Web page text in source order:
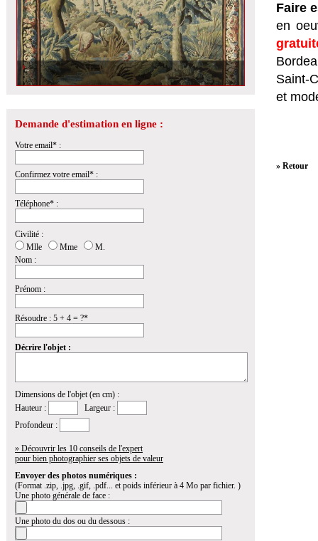
Demande d'estimation en ligne :
Votre email* :
Confirmez votre email* :
Téléphone* :
Civilité :
Mlle
Mme
M.
Nom :
Prénom :
Résoudre : 5 + 4 = ?*
Décrire l'objet :
Dimensions de l'objet (en cm) :
Hauteur :
Largeur :
Profondeur :
» Découvrir les 10 conseils de l'expert
pour bien photographier ses objets de valeur
Envoyer des photos numériques :
(Format .zip, .jpg, .gif, .pdf... et poids inférieur à 4 Mo par fichier. )
Une photo générale de face :
Une photo du dos ou du dessous :
Faire
en
Saint-
et
» Retour